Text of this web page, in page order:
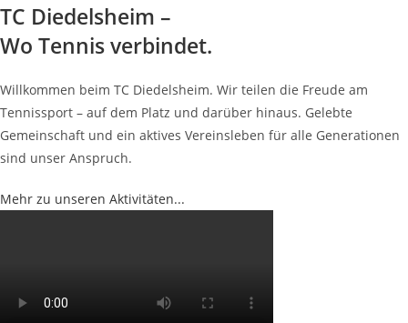
TC Diedelsheim –
Wo Tennis verbindet.
Willkommen beim TC Diedelsheim. Wir teilen die Freude am
Tennissport – auf dem Platz und darüber hinaus. Gelebte
Gemeinschaft und ein aktives Vereinsleben für alle Generationen
sind unser Anspruch.
Mehr zu unseren Aktivitäten...